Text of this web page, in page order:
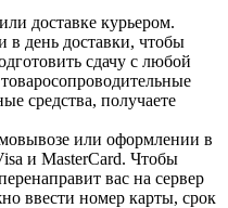
доставке курьером.
в день доставки, чтобы
сдачу с любой
средства, получаете
или оформлении в
и MasterCard. Чтобы
вас на сервер
ввести номер карты, срок